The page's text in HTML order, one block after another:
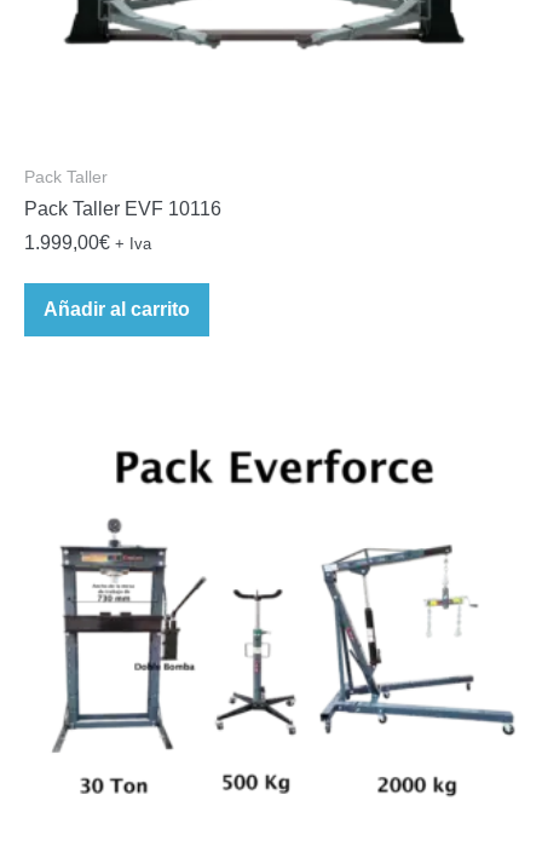
Pack Taller
Pack Taller EVF 10116
1.999,00€ + Iva
Añadir al carrito